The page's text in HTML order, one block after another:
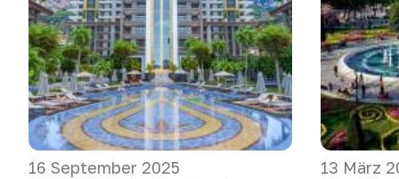
16 September 2025
13 März